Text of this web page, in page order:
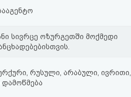
სივრცე ოზურგეთში მოქმედი
რუსული, არაბული, ივრითი,